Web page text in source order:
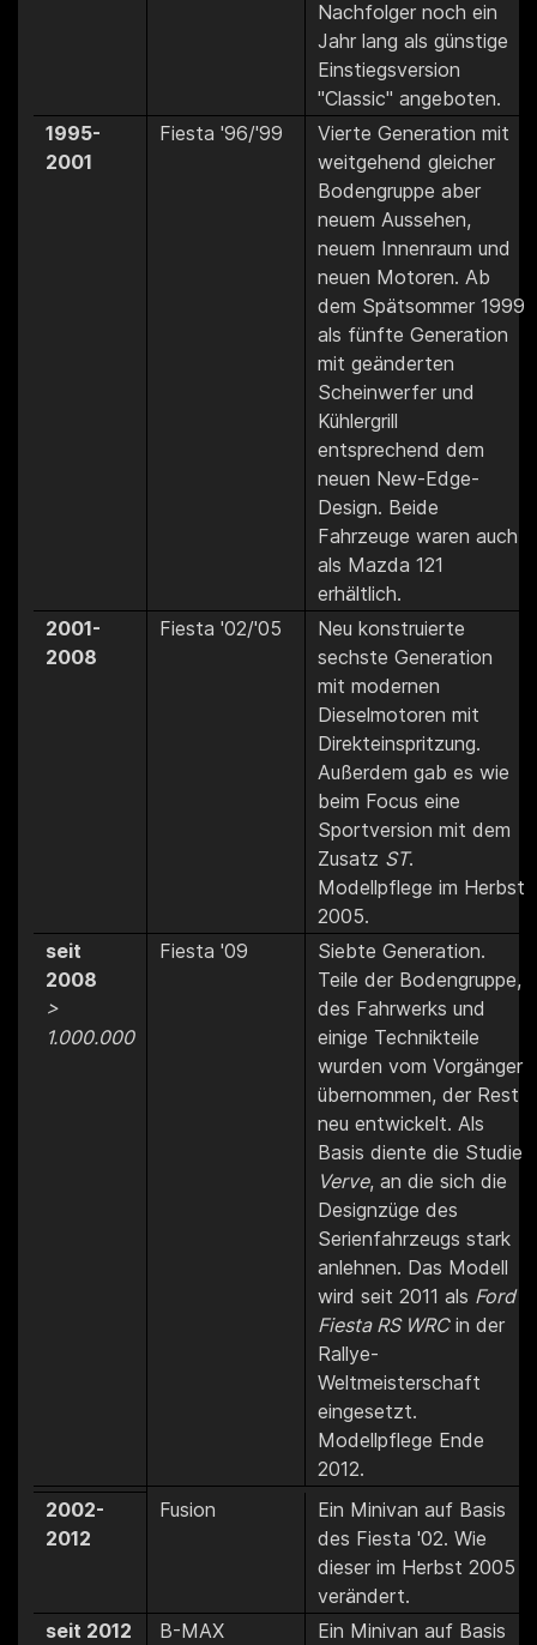
Nachfolger noch ein
Jahr lang als günstige
Einstiegsversion
"Classic" angeboten.
1995-
2001
Fiesta '96/'99
Vierte Generation mit
weitgehend gleicher
Bodengruppe aber
neuem Aussehen,
neuem Innenraum und
neuen Motoren. Ab
dem Spätsommer 1999
als fünfte Generation
mit geänderten
Scheinwerfer und
Kühlergrill
entsprechend dem
neuen New-Edge-
Design. Beide
Fahrzeuge waren auch
als Mazda 121
erhältlich.
2001-
2008
Fiesta '02/'05
Neu konstruierte
sechste Generation
mit modernen
Dieselmotoren mit
Direkteinspritzung.
Außerdem gab es wie
beim Focus eine
Sportversion mit dem
Zusatz ST.
Modellpflege im Herbst
2005.
seit
2008
>
1.000.000
Fiesta '09
Siebte Generation.
Teile der Bodengruppe,
des Fahrwerks und
einige Technikteile
wurden vom Vorgänger
übernommen, der Rest
neu entwickelt. Als
Basis diente die Studie
Verve, an die sich die
Designzüge des
Serienfahrzeugs stark
anlehnen. Das Modell
wird seit 2011 als Ford
Fiesta RS WRCin der
Rallye-
Weltmeisterschaft
eingesetzt.
Modellpflege Ende
2012.
2002-
2012
Fusion
Ein Minivan auf Basis
des Fiesta '02. Wie
dieser im Herbst 2005
verändert.
seit 2012
B-MAX
Ein Minivan auf Basis